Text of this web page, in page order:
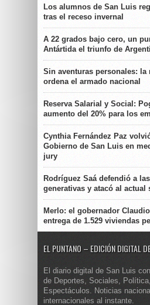
Los alumnos de San Luis
tras el receso invernal
A 22 grados bajo cero, un
Antártida el triunfo de
Sin aventuras personales: la
ordena el armado nacional
Reserva Salarial y Social:
aumento del 20% para los
Cynthia Fernández Paz
Gobierno de San Luis en
jury
Rodríguez Saá defendió a
generativas y atacó al actual
Merlo: el gobernador
entrega de 1.529 viviendas
EL PUNTANO – EDICIÓN DIGITAL
El diario digital de San Luis
de Deportes, Sociales,
Espectáculos. Noticias
internacionales al instante.